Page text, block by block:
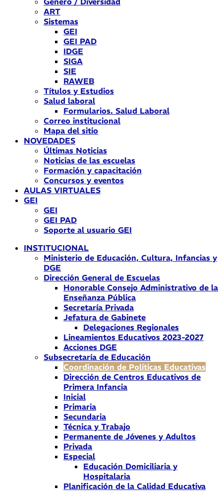
ART
Sistemas
GEI
GEI PAD
IDGE
SIGA
SIE
RAWEB
Títulos y Estudios
Salud laboral
Formularios. Salud Laboral
Correo institucional
Mapa del sitio
NOVEDADES
Últimas Noticias
Noticias de las escuelas
Formación y capacitación
Concursos y eventos
AULAS VIRTUALES
GEI
GEI
GEI PAD
Soporte al usuario GEI
INSTITUCIONAL
Ministerio de Educación, Cultura, Infancias y
DGE
Dirección General de Escuelas
Honorable Consejo Administrativo de la
Enseñanza Pública
Secretaría Privada
Jefatura de Gabinete
Delegaciones Regionales
Lineamientos Educativos 2023-2027
Acciones DGE
Subsecretaría de Educación
Coordinación de Políticas Educativas
Dirección de Centros Educativos de
Primera Infancia
Inicial
Primaria
Secundaria
Técnica y Trabajo
Permanente de Jóvenes y Adultos
Privada
Especial
Educación Domiciliaria y
Hospitalaria
Planificación de la Calidad Educativa